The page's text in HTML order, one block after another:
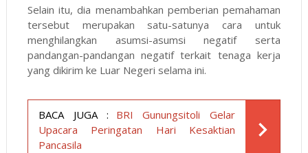
Selain itu, dia menambahkan pemberian pemahaman
tersebut merupakan satu-satunya cara untuk
menghilangkan asumsi-asumsi negatif serta
pandangan-pandangan negatif terkait tenaga kerja
yang dikirim ke Luar Negeri selama ini.
BACA JUGA :
BRI Gunungsitoli Gelar
Upacara Peringatan Hari Kesaktian
Pancasila